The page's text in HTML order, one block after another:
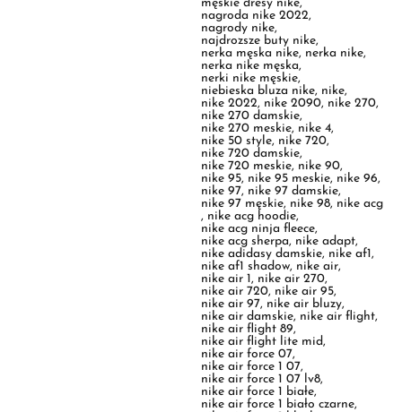
nerki nike męskie,
niebieska bluza nike
nike 2022,nike 2090
nike 270 damskie,
nike 270 meskie,nike 4,
nike 50 style,nike 720
nike 720 damskie,
nike 720 meskie,nike 90,
nike 95,nike 95 meskie,nike 96
nike 97,nike 97 damskie
nike 97 męskie,nike 98,
,nike acg hoodie,
nike acg ninja fleece
nike acg sherpa, nike adapt
nike adidasy damskie,nike af1,
nike af1 shadow ,nike air,
nike air 1,nike air 270,
nike air 720,nike air 95
nike air 97,nike air bluzy
nike air damskie ,nike air flight
nike air flight 89,
nike air flight lite mid,
nike air force 07,
nike air force 1 07 ,
nike air force 1 07 lv8,
nike air force 1 białe,
nike air force 1 biało czarne
nike air force 1 black,
nike air force 1 black white
nike air force 1 custom
nike air force 1 czarne
nike air force 1 czarno białe